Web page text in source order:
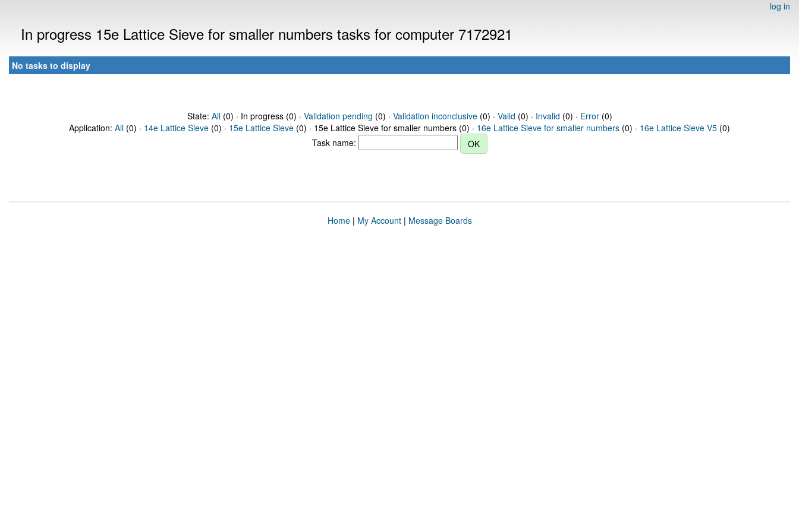
log in
In progress 15e Lattice Sieve for smaller numbers tasks for computer 7172921
No tasks to display
State: All(0) · In progress (0) · Validation pending (0) · Validation inconclusive(0) · Valid (0) · Invalid (0) · Error(0)
Application: All (0) · 14e Lattice Sieve (0) · 15e Lattice Sieve (0) · 15e Lattice Sieve for smaller numbers (0) · 16e Lattice Sieve for smaller numbers (0) · 16e Lattice Sieve V5 (0)
Task name:
Home| My Account| Message Boards